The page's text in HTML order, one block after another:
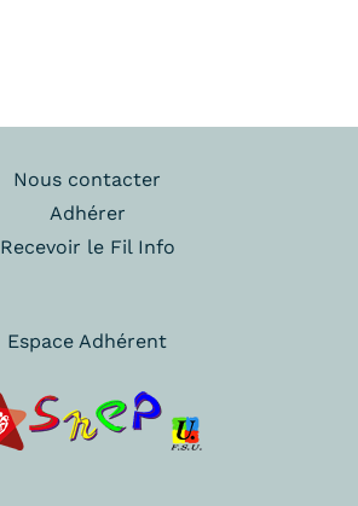
Nous contacter
Adhérer
Recevoir le Fil Info
Espace Adhérent